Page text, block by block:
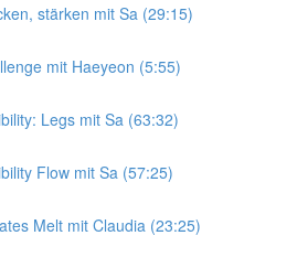
stärken mit Sa (29:15)
mit Haeyeon (5:55)
Legs mit Sa (63:32)
Flow mit Sa (57:25)
Melt mit Claudia (23:25)